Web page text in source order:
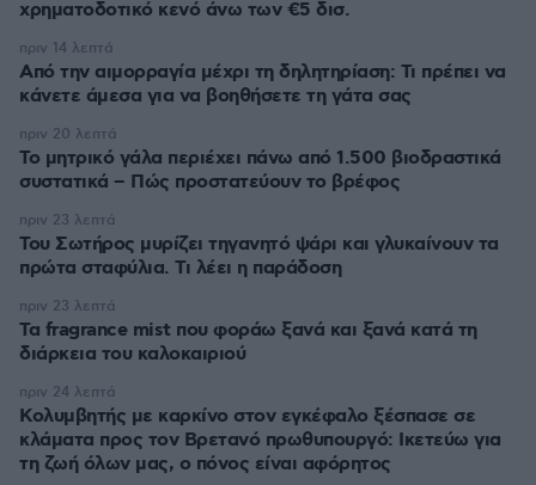
χρηματοδοτικό κενό άνω των €5 δισ.
Από την αιμορραγία μέχρι τη δηλητηρίαση: Τι πρέπει να
κάνετε άμεσα για να βοηθήσετε τη γάτα σας
πριν 14 λεπτά
Το μητρικό γάλα περιέχει πάνω από 1.500 βιοδραστικά
συστατικά – Πώς προστατεύουν το βρέφος
πριν 20 λεπτά
Του Σωτήρος μυρίζει τηγανητό ψάρι και γλυκαίνουν τα
πρώτα σταφύλια. Τι λέει η παράδοση
πριν 23 λεπτά
Τα fragrance mist που φοράω ξανά και ξανά κατά τη
διάρκεια του καλοκαιριού
πριν 23 λεπτά
Κολυμβητής με καρκίνο στον εγκέφαλο ξέσπασε σε
κλάματα προς τον Βρετανό πρωθυπουργό: Ικετεύω για
τη ζωή όλων μας, ο πόνος είναι αφόρητος
πριν 24 λεπτά